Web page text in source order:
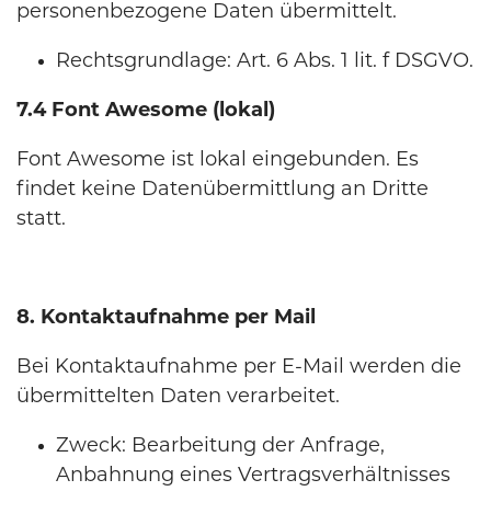
personenbezogene Daten übermittelt.
Rechtsgrundlage: Art. 6 Abs. 1 lit. f DSGVO.
7.4 Font Awesome (lokal)
Font Awesome ist lokal eingebunden. Es
findet keine Datenübermittlung an Dritte
statt.
8. Kontaktaufnahme per Mail
Bei Kontaktaufnahme per E-Mail werden die
übermittelten Daten verarbeitet.
Zweck: Bearbeitung der Anfrage,
Anbahnung eines Vertragsverhältnisses